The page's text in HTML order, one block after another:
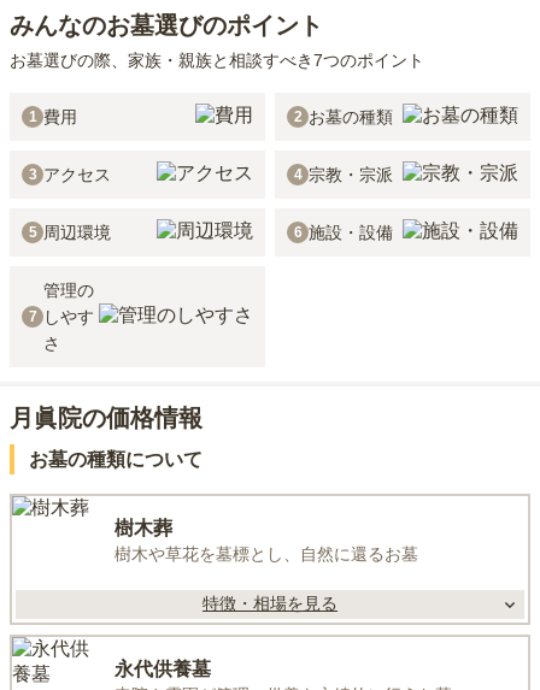
みんなのお墓選びのポイント
お墓選びの際、家族・親族と相談すべき7つのポイント
1 費用 2 お墓の種類
3 アクセス 4 宗教・宗派
5 周辺環境 6 施設・設備
7
管理の
しやす
さ
月眞院の価格情報
お墓の種類について
樹木葬
樹木や草花を墓標とし、自然に還るお墓
特徴・相場を見る
永代供養墓